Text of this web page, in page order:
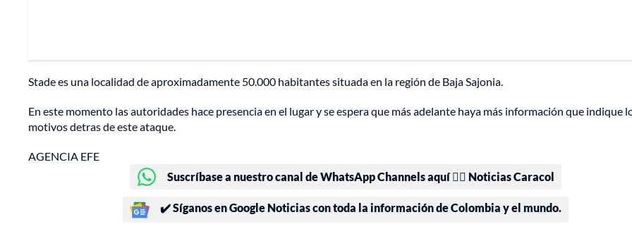
Stade es una localidad de aproximadamente 50.000 habitantes situada en la región de Baja Sajonia.
En este momento las autoridades hace presencia en el lugar y se espera que más adelante haya más información que indique
motivos detras de este ataque.
AGENCIA EFE
Suscríbase a nuestro canal de WhatsApp Channels aquí 👉🏻 Noticias Caracol
✔️ Síganos en Google Noticias con toda la información de Colombia y el mundo.